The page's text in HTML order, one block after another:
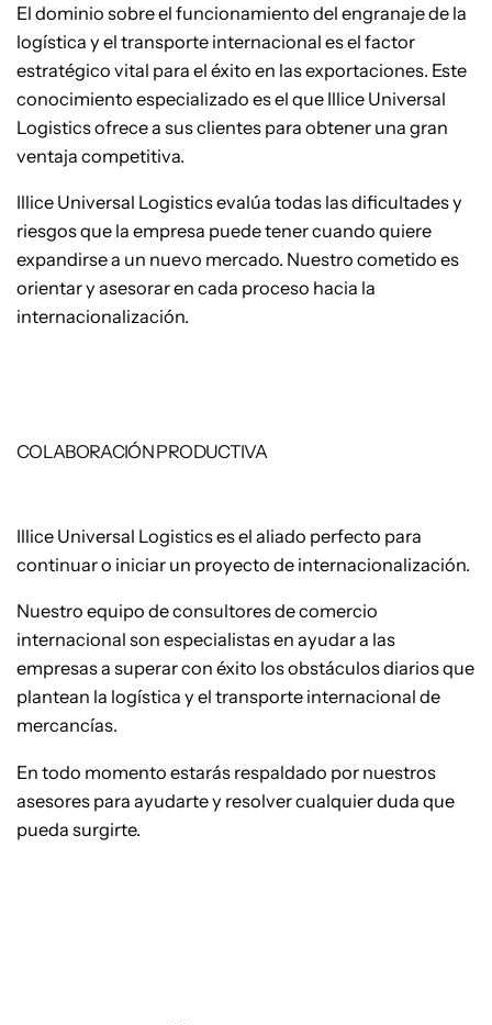
El dominio sobre el funcionamiento del engranaje de la
logística y el transporte internacional es el factor
estratégico vital para el éxito en las exportaciones. Este
conocimiento especializado es el que Illice Universal
Logistics ofrece a sus clientes para obtener una gran
ventaja competitiva.
Illice Universal Logistics evalúa todas las dificultades y
riesgos que la empresa puede tener cuando quiere
expandirse a un nuevo mercado. Nuestro cometido es
orientar y asesorar en cada proceso hacia la
internacionalización.
COLABORACIÓN PRODUCTIVA
Illice Universal Logistics es el aliado perfecto para
continuar o iniciar un proyecto de internacionalización.
Nuestro equipo de consultores de comercio
internacional son especialistas en ayudar a las
empresas a superar con éxito los obstáculos diarios que
plantean la logística y el transporte internacional de
mercancías.
En todo momento estarás respaldado por nuestros
asesores para ayudarte y resolver cualquier duda que
pueda surgirte.